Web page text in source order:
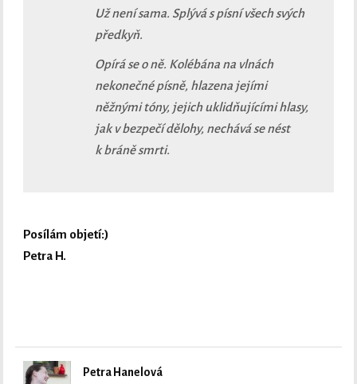
Už není sama. Splývá s písní všech svých
předkyň.
Opírá se o ně. Kolébána na vlnách
nekonečné písně, hlazena jejími
něžnými tóny, jejich uklidňujícími hlasy,
jak v bezpečí dělohy, nechává se nést
k bráně smrti.
Posílám objetí:)
Petra H.
Petra Hanelová